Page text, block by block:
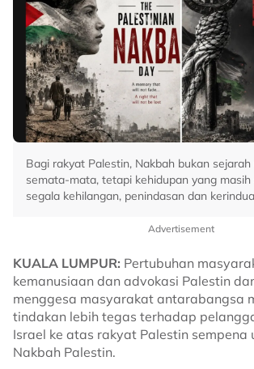
Bagi rakyat Palestin, Nakbah bukan
semata-mata, tetapi kehidupan yang masih
segala kehilangan, penindasan dan
Advertisement
KUALA LUMPUR: Pertubuhan
kemanusiaan dan advokasi Palestin
menggesa masyarakat antarabangsa
tindakan lebih tegas terhadap
Israel ke atas rakyat Palestin sempena
Nakbah Palestin.